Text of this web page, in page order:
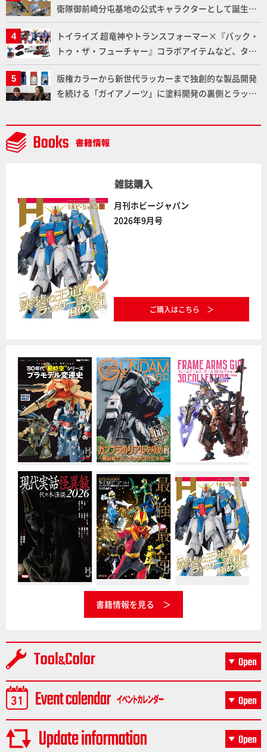
衛隊御前崎分屯基地の公式キャラクターとして誕生し
た「おまねこ」が着任！けもプラ公式サイト限定版と
通常版の2ラインで発売！
トイライズ 超竜神やトランスフォーマー×『バック・
トゥ・ザ・フューチャー』コラボアイテムなど、タカ
ラトミーの注目アイテムをチェック!!【タカラトミー
NEWITEM】
版権カラーから新世代ラッカーまで独創的な製品開発
を続ける「ガイアノーツ」に塗料開発の裏側とラッカ
雑誌購入
月刊ホビージャパン
2026年9月号
ご購入はこちら
書籍情報を見る